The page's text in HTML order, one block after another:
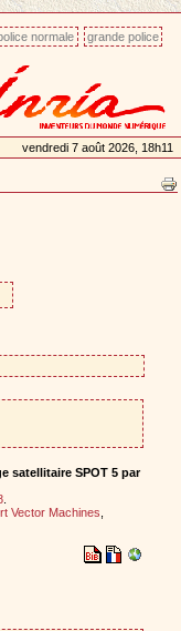
normale grande police
vendredi 7 août 2026, 18h11
satellitaire SPOT 5 par
.
Vector Machines